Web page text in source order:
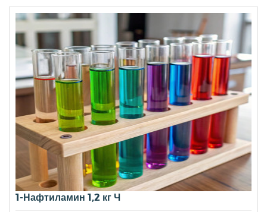
1-Нафтиламин 1,2 кг Ч